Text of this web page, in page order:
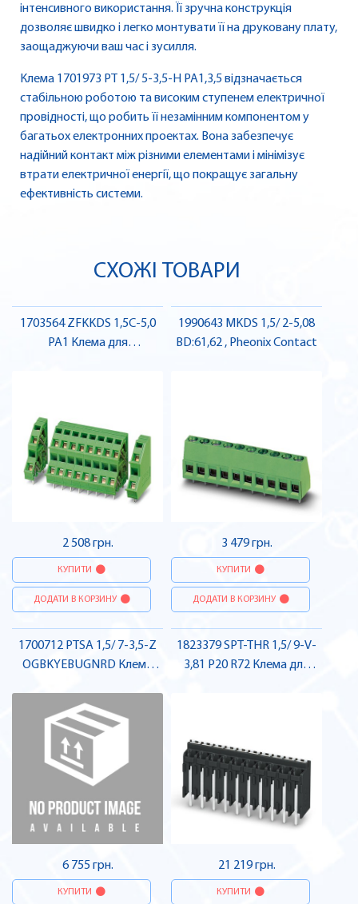
інтенсивного використання. Її зручна конструкція
дозволяє швидко і легко монтувати її на друковану плату,
заощаджуючи ваш час і зусилля.
Клема 1701973 PT 1,5/ 5-3,5-H PA1,3,5 відзначається
стабільною роботою та високим ступенем електричної
провідності, що робить її незамінним компонентом у
багатьох електронних проектах. Вона забезпечує
надійний контакт між різними елементами і мінімізує
втрати електричної енергії, що покращує загальну
ефективність системи.
СХОЖІ ТОВАРИ
1703564 ZFKKDS 1,5C-5,0
PA1 Клема для
2 508 грн.
КУПИТИ
ДОДАТИ В КОРЗИНУ
1990643 MKDS 1,5/ 2-5,08
BD:61,62 , Pheonix Contact
3 479 грн.
КУПИТИ
ДОДАТИ В КОРЗИНУ
1700712 PTSA 1,5/ 7-3,5-Z
OGBKYEBUGNRD Клема
Pheonix Contact
6 755 грн.
КУПИТИ
1823379 SPT-THR 1,5/ 9-V-
3,81 P20 R72 Клема для
21 219 грн.
КУПИТИ